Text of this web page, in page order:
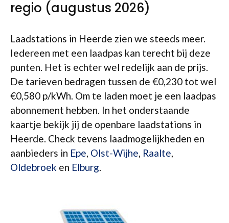
regio (augustus 2026)
Laadstations in Heerde zien we steeds meer.
Iedereen met een laadpas kan terecht bij deze
punten. Het is echter wel redelijk aan de prijs.
De tarieven bedragen tussen de €0,230 tot wel
€0,580 p/kWh. Om te laden moet je een laadpas
abonnement hebben. In het onderstaande
kaartje bekijk jij de openbare laadstations in
Heerde. Check tevens laadmogelijkheden en
aanbieders in Epe, Olst-Wijhe, Raalte,
Oldebroek en Elburg.